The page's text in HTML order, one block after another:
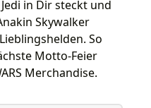
in Dir steckt und
Skywalker
So
Motto-Feier
Merchandise.